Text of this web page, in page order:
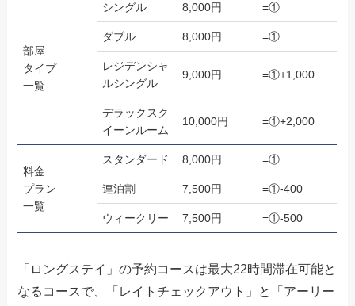
部屋
タイプ
一覧
シングル 8,000円 =①
ダブル 8,000円 =①
レジデンシャ
ルシングル
9,000円 =①+1,000
デラックスク
イーンルーム
10,000円 =①+2,000
料金
プラン
一覧
スタンダード 8,000円 =①
連泊割 7,500円 =①-400
ウィークリー 7,500円 =①-500
「ロングステイ」の予約コースは最大22時間滞在可能と
なるコースで、「レイトチェックアウト」と「アーリー